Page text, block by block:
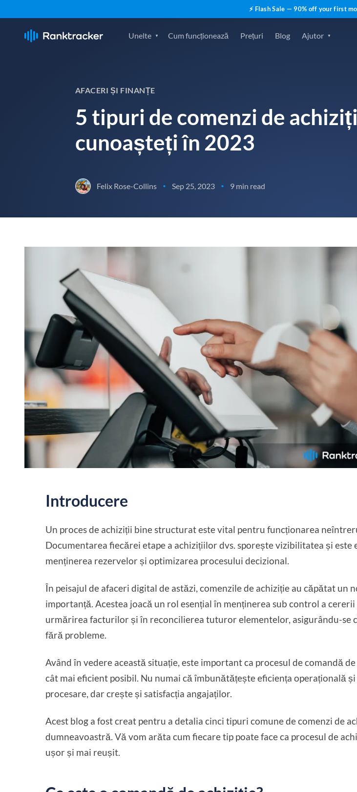
⚡ Flash Sale — 90% off your first
Unelte Cum funcționează Prețuri Blog Ajutor
AFACERI ȘI FINANȚE
5 tipuri de comenzi de
cunoașteți în 2023
Felix Rose-Collins • Sep 25, 2023 • 9 min read
Introducere
Un proces de achiziții bine structurat este vital pentru funcționarea
Documentarea fiecărei etape a achizițiilor dvs. sporește vizibilitatea și este
menținerea rezervelor și optimizarea procesului decizional.
În peisajul de afaceri digital de astăzi, comenzile de achiziție au căpătat un
importanță. Acestea joacă un rol esențial în menținerea sub control a
urmărirea facturilor și în reconcilierea tuturor elementelor, asigurându-se
fără probleme.
Având în vedere această situație, este important ca procesul de comandă
cât mai eficient posibil. Nu numai că îmbunătățește eficiența operațională
procesare, dar crește și satisfacția angajaților.
Acest blog a fost creat pentru a detalia cinci tipuri comune de comenzi de
dumneavoastră. Vă vom arăta cum fiecare tip poate face ca procesul de
ușor și mai reușit.